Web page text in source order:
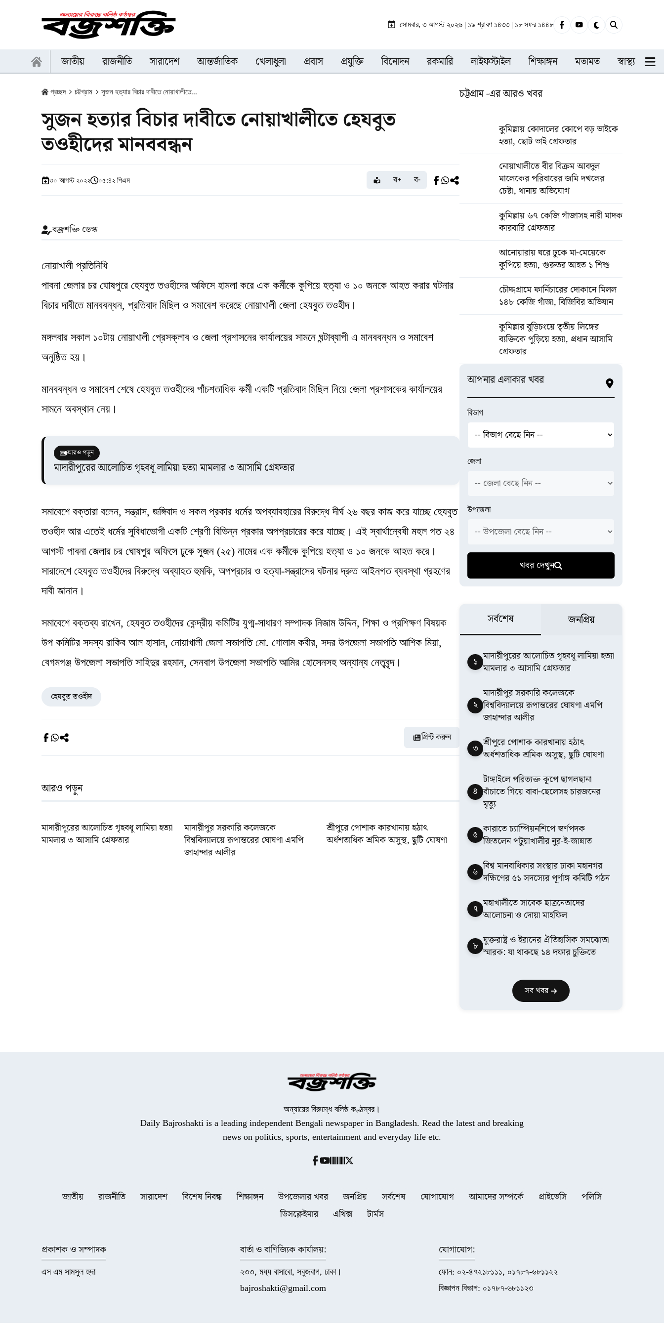
সোমবার, ৩ আগস্ট ২০২৬ | ১৯ শ্রাবণ ১৪৩৩ | ১৮ সফর ১৪৪৮
জাতীয় রাজনীতি সারাদেশ আন্তর্জাতিক খেলাধুলা প্রবাস প্রযুক্তি বিনোদন রকমারি লাইফস্টাইল শিক্ষাঙ্গন মতামত স্বাস্থ্য
প্রচ্ছদ চট্টগ্রাম সুজন হত্যার বিচার দাবীতে নোয়াখালীতে...
সুজন হত্যার বিচার দাবীতে নোয়াখালীতে হেযবুত
তওহীদের মানববন্ধন
৩০ আগস্ট ২০২২ ০৫:৪২ পিএম ব+ ব-
বজ্রশক্তি ডেস্ক
নোয়াখালী প্রতিনিধি
পাবনা জেলার চর ঘোষপুরে হেযবুত তওহীদের অফিসে হামলা করে এক কর্মীকে কুপিয়ে হত্যা ও ১০ জনকে আহত করার ঘটনার
বিচার দাবীতে মানববন্ধন, প্রতিবাদ মিছিল ও সমাবেশ করেছে নোয়াখালী জেলা হেযবুত তওহীদ।
মঙ্গলবার সকাল ১০টায় নোয়াখালী প্রেসক্লাব ও জেলা প্রশাসনের কার্যালয়ের সামনে ঘন্টাব্যাপী এ মানববন্ধন ও সমাবেশ
অনুষ্ঠিত হয়।
মানববন্ধন ও সমাবেশ শেষে হেযবুত তওহীদের পাঁচশতাধিক কর্মী একটি প্রতিবাদ মিছিল নিয়ে জেলা প্রশাসকের কার্যালয়ের
সামনে অবস্থান নেয়।
আরও পড়ুন
মাদারীপুরের আলোচিত গৃহবধূ লামিয়া হত্যা মামলার ৩ আসামি গ্রেফতার
সমাবেশে বক্তারা বলেন, সন্ত্রাস, জঙ্গিবাদ ও সকল প্রকার ধর্মের অপব্যাবহারের বিরুদ্ধে দীর্ঘ ২৬ বছর কাজ করে যাচ্ছে হেযবুত
তওহীদ আর এতেই ধর্মের সুবিধাভোগী একটি শ্রেণী বিভিন্ন প্রকার অপপ্রচারের করে যাচ্ছে। এই স্বার্থান্বেষী মহল গত ২৪
আগস্ট পাবনা জেলার চর ঘোষপুর অফিসে ঢুকে সুজন (২৫) নামের এক কর্মীকে কুপিয়ে হত্যা ও ১০ জনকে আহত করে।
সারাদেশে হেযবুত তওহীদের বিরুদ্ধে অব্যাহত হুমকি, অপপ্রচার ও হত্যা-সন্ত্রাসের ঘটনার দ্রুত আইনগত ব্যবস্থা গ্রহণের
দাবী জানান।
সমাবেশে বক্তব্য রাখেন, হেযবুত তওহীদের কেন্দ্রীয় কমিটির যুগ্ম-সাধারণ সম্পাদক নিজাম উদ্দিন, শিক্ষা ও প্রশিক্ষণ বিষয়ক
উপ কমিটির সদস্য রাকিব আল হাসান, নোয়াখালী জেলা সভাপতি মো. গোলাম কবীর, সদর উপজেলা সভাপতি আশিক মিয়া,
বেগমগঞ্জ উপজেলা সভাপতি সাহিদুর রহমান, সেনবাগ উপজেলা সভাপতি আমির হোসেনসহ অন্যান্য নেতৃবৃন্দ।
হেযবুত তওহীদ
প্রিন্ট করুন
আরও পড়ুন
মাদারীপুরের আলোচিত গৃহবধূ লামিয়া হত্যা
মামলার ৩ আসামি গ্রেফতার
মাদারীপুর সরকারি কলেজকে
বিশ্ববিদ্যালয়ে রূপান্তরের ঘোষণা এমপি
জাহান্দার আলীর
শ্রীপুরে পোশাক কারখানায় হঠাৎ
অর্ধশতাধিক শ্রমিক অসুস্থ, ছুটি ঘোষণা
চট্টগ্রাম -এর আরও খবর
কুমিল্লায় কোদালের কোপে বড় ভাইকে
হত্যা, ছোট ভাই গ্রেফতার
নোয়াখালীতে বীর বিক্রম আবদুল
মালেকের পরিবারের জমি দখলের
চেষ্টা, থানায় অভিযোগ
কুমিল্লায় ৬৭ কেজি গাঁজাসহ নারী মাদক
কারবারি গ্রেফতার
আনোয়ারায় ঘরে ঢুকে মা-মেয়েকে
কুপিয়ে হত্যা, গুরুতর আহত ১ শিশু
চৌদ্দগ্রামে ফার্নিচারের দোকানে মিলল
১৪৮ কেজি গাঁজা, বিজিবির অভিযান
কুমিল্লার বুড়িচংয়ে তৃতীয় লিঙ্গের
ব্যক্তিকে পুড়িয়ে হত্যা, প্রধান আসামি
গ্রেফতার
আপনার এলাকার খবর
বিভাগ
জেলা
উপজেলা
খবর দেখুন
সর্বশেষ জনপ্রিয়
১ মাদারীপুরের আলোচিত গৃহবধূ লামিয়া হত্যা
মামলার ৩ আসামি গ্রেফতার
২
মাদারীপুর সরকারি কলেজকে
বিশ্ববিদ্যালয়ে রূপান্তরের ঘোষণা এমপি
জাহান্দার আলীর
৩ শ্রীপুরে পোশাক কারখানায় হঠাৎ
অর্ধশতাধিক শ্রমিক অসুস্থ, ছুটি ঘোষণা
৪
টাঙ্গাইলে পরিত্যক্ত কূপে ছাগলছানা
বাঁচাতে গিয়ে বাবা-ছেলেসহ চারজনের
মৃত্যু
৫ কারাতে চ্যাম্পিয়নশিপে স্বর্ণপদক
জিতলেন পটুয়াখালীর নুর-ই-জান্নাত
৬ বিশ্ব মানবাধিকার সংস্থার ঢাকা মহানগর
দক্ষিণের ৫১ সদস্যের পূর্ণাঙ্গ কমিটি গঠন
৭ মহাখালীতে সাবেক ছাত্রনেতাদের
আলোচনা ও দোয়া মাহফিল
৮ যুক্তরাষ্ট্র ও ইরানের ঐতিহাসিক সমঝোতা
স্মারক: যা থাকছে ১৪ দফার চুক্তিতে
সব খবর
অন্যায়ের বিরুদ্ধে বলিষ্ঠ কণ্ঠস্বর।
Daily Bajroshakti is a leading independent Bengali newspaper in Bangladesh. Read the latest and breaking
news on politics, sports, entertainment and everyday life etc.
জাতীয় রাজনীতি সারাদেশ বিশেষ নিবন্ধ শিক্ষাঙ্গন উপজেলার খবর জনপ্রিয় সর্বশেষ যোগাযোগ আমাদের সম্পর্কে প্রাইভেসি
পলিসি
ডিসক্লেইমার
এথিক্স টার্মস
প্রকাশক ও সম্পাদক
এস এম সামসুল হুদা
বার্তা ও বাণিজ্যিক কার্যালয়:
২৩৩, মধ্য বাসাবো, সবুজবাগ, ঢাকা।
bajroshakti@gmail.com
যোগাযোগ:
ফোন: ০২-৪৭২১৮১১১, ০১৭৮৭-৬৮১১২২
বিজ্ঞাপন বিভাগ: ০১৭৮৭-৬৮১১২৩